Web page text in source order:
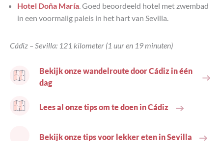
Hotel Doña María. Goed beoordeeld hotel met zwembad
in een voormalig paleis in het hart van Sevilla.
Cádiz – Sevilla: 121 kilometer (1 uur en 19 minuten)
Bekijk onze wandelroute door Cádiz in één
dag
Lees al onze tips om te doen in Cádiz
Bekijk onze tips voor lekker eten in Sevilla